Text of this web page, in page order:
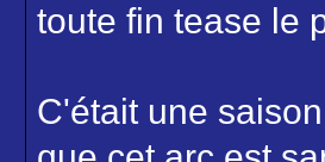
toute fin tease le
C'était une